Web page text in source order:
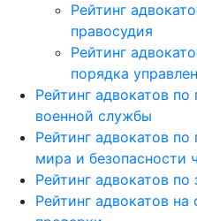
Рейтинг
правосудия
Рейтинг
порядка
Рейтинг адвокатов
военной службы
Рейтинг адвокатов
мира и безопасности
Рейтинг адвокатов по
Рейтинг адвокатов